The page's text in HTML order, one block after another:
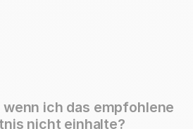
ich das empfohlene
nicht einhalte?